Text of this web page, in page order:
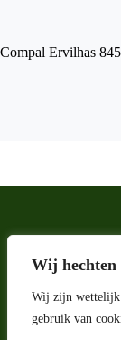
Wij hechten
Wij zijn wettelijk
gebruik van
Compal Ervilhas